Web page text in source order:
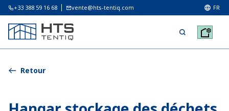
+33 388 59 16 68 vente@hts-tentiq.com FR
Retour